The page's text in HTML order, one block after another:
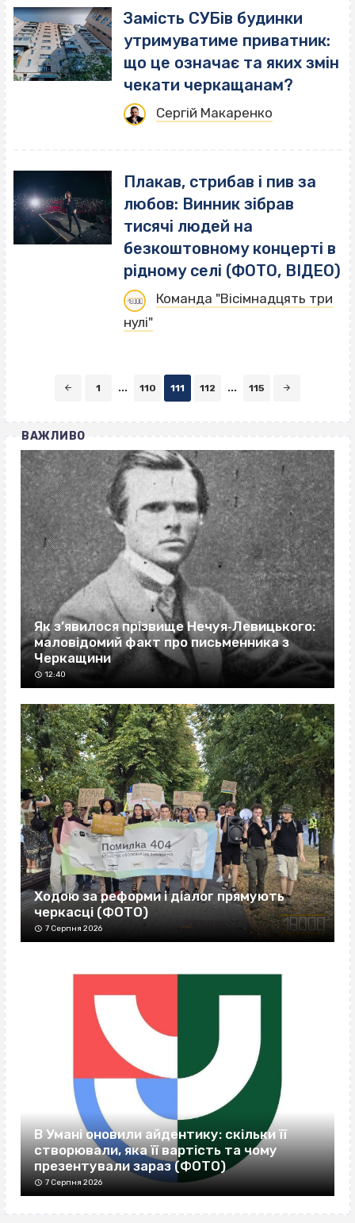
Замість СУБів будинки
утримуватиме приватник:
що це означає та яких змін
чекати черкащанам?
Сергій Макаренко
Плакав, стрибав і пив за
любов: Винник зібрав
тисячі людей на
безкоштовному концерті в
рідному селі (ФОТО, ВІДЕО)
Команда "Вісімнадцять три
нулі"
1 ... 110 111 112 ... 115
ВАЖЛИВО
Як з’явилося прізвище Нечуя‐Левицького:
маловідомий факт про письменника з
Черкащини
12:40
Ходою за реформи і діалог прямують
черкасці (ФОТО)
7 Серпня 2026
В Умані оновили айдентику: скільки її
створювали, яка її вартість та чому
презентували зараз (ФОТО)
7 Серпня 2026